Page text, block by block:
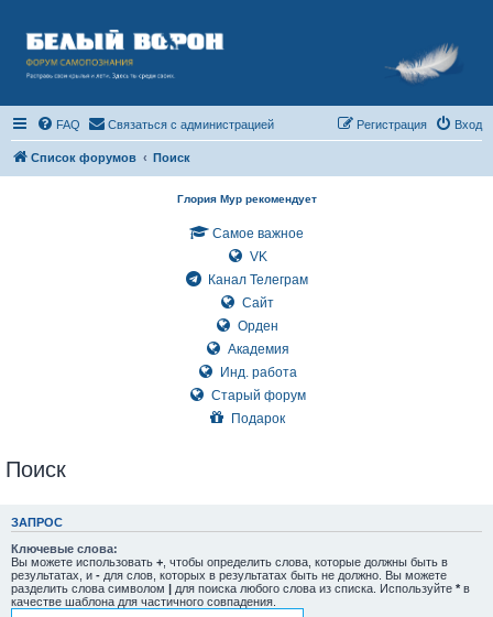
FAQ Связаться с администрацией Вход
Регистрация
Список форумов Поиск
Глория Мур рекомендует
Самое важное
VK
Канал Телеграм
Сайт
Орден
Академия
Инд. работа
Старый форум
Подарок
Поиск
ЗАПРОС
Ключевые слова:
Вы можете использовать + , чтобы определить слова, которые должны быть в
результатах, и - для слов, которых в результатах быть не должно. Вы можете
разделить слова символом | для поиска любого слова из списка. Используйте * в
качестве шаблона для частичного совпадения.